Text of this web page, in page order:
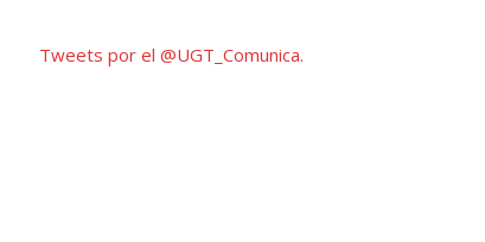
Tweets por el @UGT_Comunica.